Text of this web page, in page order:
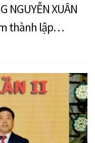
NGUYỄN XUÂN
thành lập
(1956-2016)